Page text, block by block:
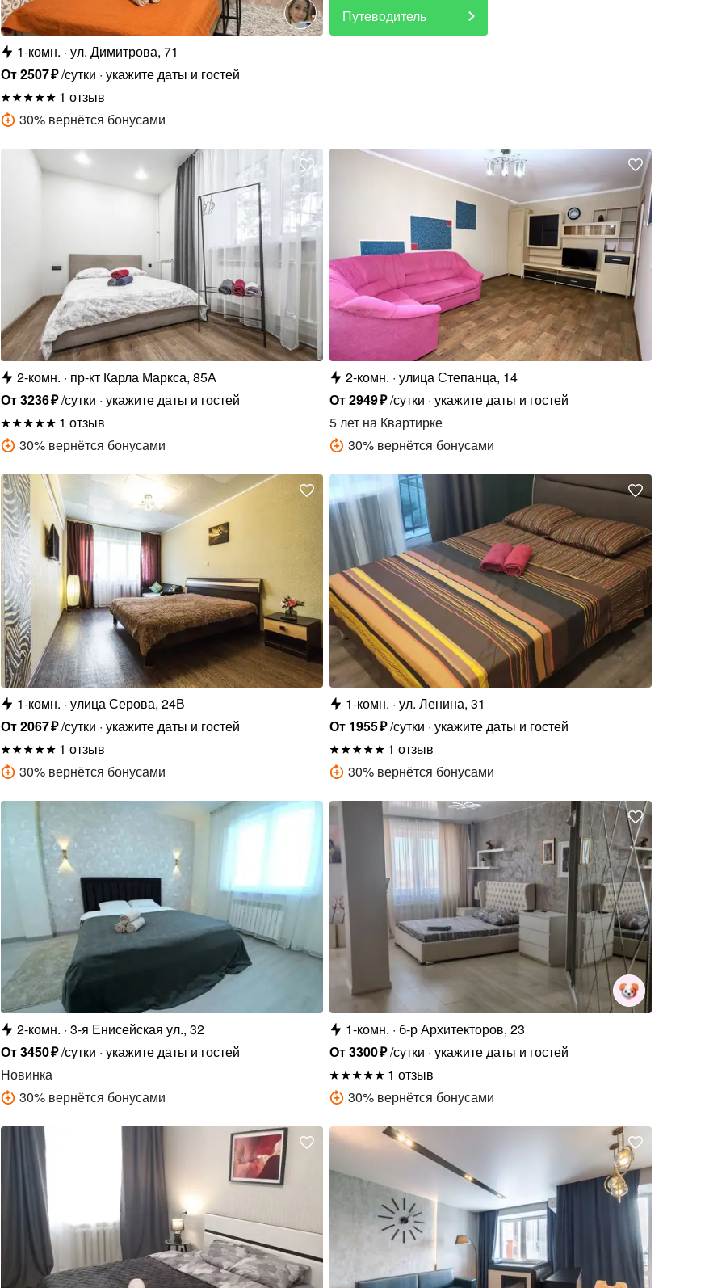
1-комн. ул. Димитрова, 71
От2507₽/сутки укажите даты и гостей
1 отзыв
30% вернётся бонусами
Путеводитель
2-комн.
пр-кт Карла Маркса, 85А
От3236₽/сутки укажите даты и гостей
1 отзыв
30% вернётся бонусами
2-комн. улица Степанца, 14
От2949₽/сутки укажите даты и гостей
5 лет на Квартирке
30% вернётся бонусами
1-комн. улица Серова, 24В
От2067₽/сутки укажите даты и гостей
1 отзыв
30% вернётся бонусами
1-комн. ул. Ленина, 31
От 1955₽/сутки укажите даты и гостей
1 отзыв
30% вернётся бонусами
2-комн. 3-я Енисейская ул., 32
От3450₽/сутки укажите даты и гостей
Новинка
30% вернётся бонусами
1-комн.
б-р Архитекторов, 23
От3300₽/сутки укажите даты и гостей
1 отзыв
30% вернётся бонусами